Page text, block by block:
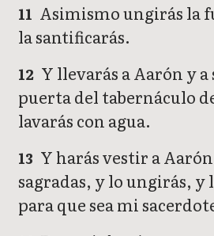
11 Asimismo ungirás la
la santificarás.
12 Y llevarás a Aarón y a
puerta del tabernáculo
lavarás con agua.
13 Y harás vestir a
sagradas, y lo ungirás, y
para que sea mi